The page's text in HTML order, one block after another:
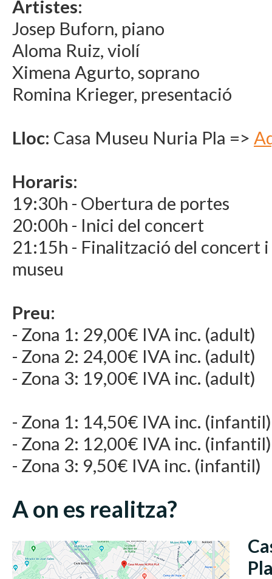
Artistes:
Josep Buforn, piano
Aloma Ruiz, violí
Ximena Agurto, soprano
Romina Krieger, presentació
Lloc: Casa Museu Nuria Pla =>
Horaris:
19:30h - Obertura de portes
20:00h - Inici del concert
21:15h - Finalització del concert
museu
Preu:
- Zona 1: 29,00€ IVA inc. (adult)
- Zona 2: 24,00€ IVA inc. (adult)
- Zona 3: 19,00€ IVA inc. (adult)
- Zona 1: 14,50€ IVA inc. (infantil)
- Zona 2: 12,00€ IVA inc. (infantil)
- Zona 3: 9,50€ IVA inc. (infantil)
A on es realitza?